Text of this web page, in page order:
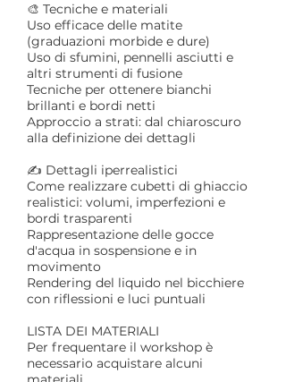
🎨 Tecniche e materiali
Uso efficace delle matite
(graduazioni morbide e dure)
Uso di sfumini, pennelli asciutti e
altri strumenti di fusione
Tecniche per ottenere bianchi
brillanti e bordi netti
Approccio a strati: dal chiaroscuro
alla definizione dei dettagli
✍️ Dettagli iperrealistici
Come realizzare cubetti di ghiaccio
realistici: volumi, imperfezioni e
bordi trasparenti
Rappresentazione delle gocce
d'acqua in sospensione e in
movimento
Rendering del liquido nel bicchiere
con riflessioni e luci puntuali
LISTA DEI MATERIALI
Per frequentare il workshop è
necessario acquistare alcuni